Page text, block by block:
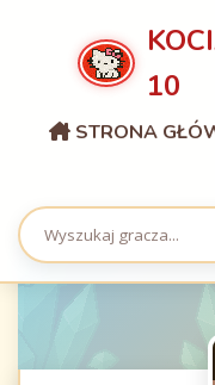
10
STRONA